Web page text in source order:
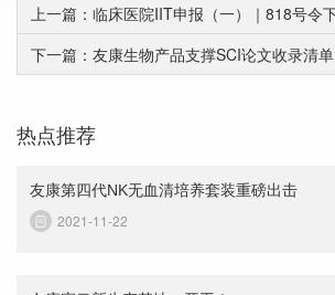
下一篇：友康生物产品支撑SCI论文收录清单
热点推荐
友康第四代NK无血清培养套装重磅出击
2021-11-22